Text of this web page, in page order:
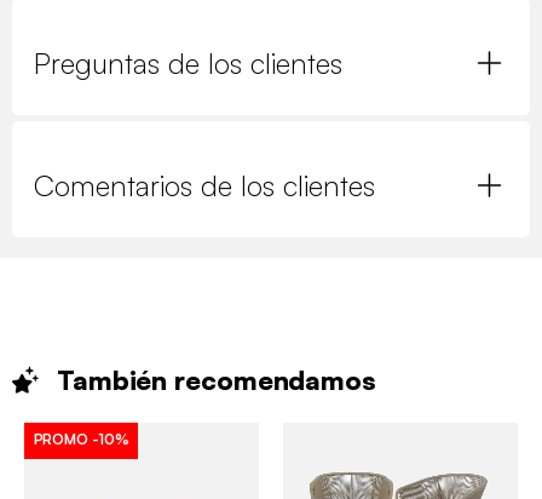
Preguntas de los clientes
Comentarios de los clientes
También recomendamos
PROMO -10%